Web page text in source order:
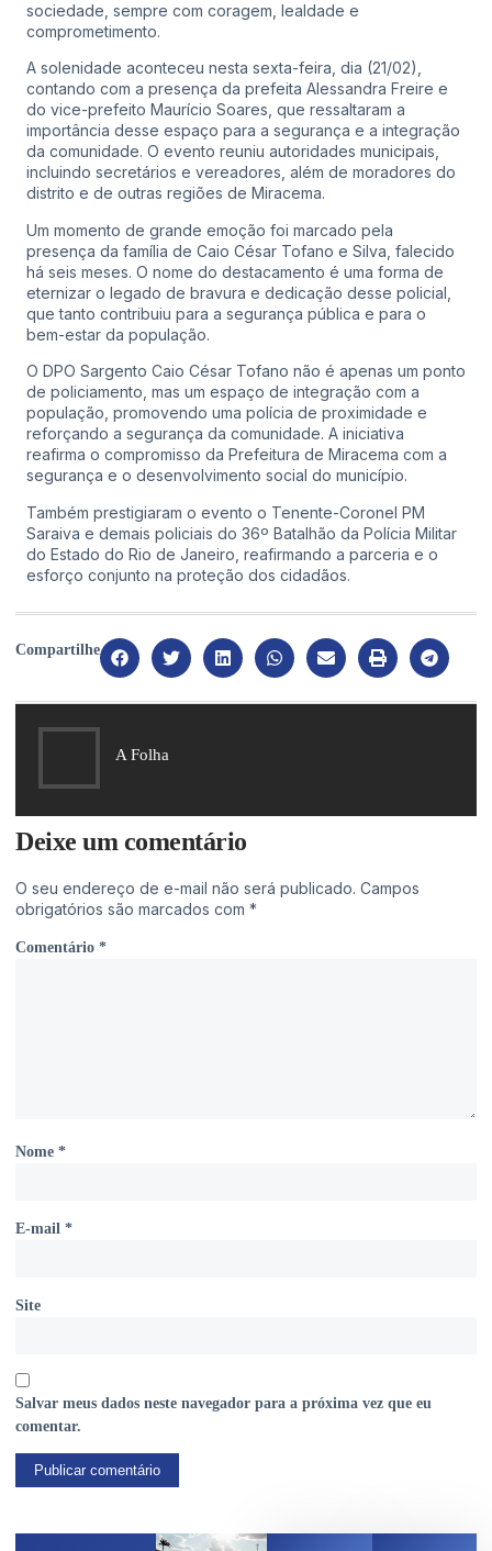
sociedade, sempre com coragem, lealdade e
comprometimento.
A solenidade aconteceu nesta sexta-feira, dia (21/02),
contando com a presença da prefeita Alessandra Freire e
do vice-prefeito Maurício Soares, que ressaltaram a
importância desse espaço para a segurança e a integração
da comunidade. O evento reuniu autoridades municipais,
incluindo secretários e vereadores, além de moradores do
distrito e de outras regiões de Miracema.
Um momento de grande emoção foi marcado pela
presença da família de Caio César Tofano e Silva, falecido
há seis meses. O nome do destacamento é uma forma de
eternizar o legado de bravura e dedicação desse policial,
que tanto contribuiu para a segurança pública e para o
bem-estar da população.
O DPO Sargento Caio César Tofano não é apenas um ponto
de policiamento, mas um espaço de integração com a
população, promovendo uma polícia de proximidade e
reforçando a segurança da comunidade. A iniciativa
reafirma o compromisso da Prefeitura de Miracema com a
segurança e o desenvolvimento social do município.
Também prestigiaram o evento o Tenente-Coronel PM
Saraiva e demais policiais do 36º Batalhão da Polícia Militar
do Estado do Rio de Janeiro, reafirmando a parceria e o
esforço conjunto na proteção dos cidadãos.
Compartilhe
A Folha
Deixe um comentário
O seu endereço de e-mail não será publicado. Campos
obrigatórios são marcados com *
Comentário *
Nome *
E-mail *
Site
Salvar meus dados neste navegador para a próxima vez que eu
comentar.